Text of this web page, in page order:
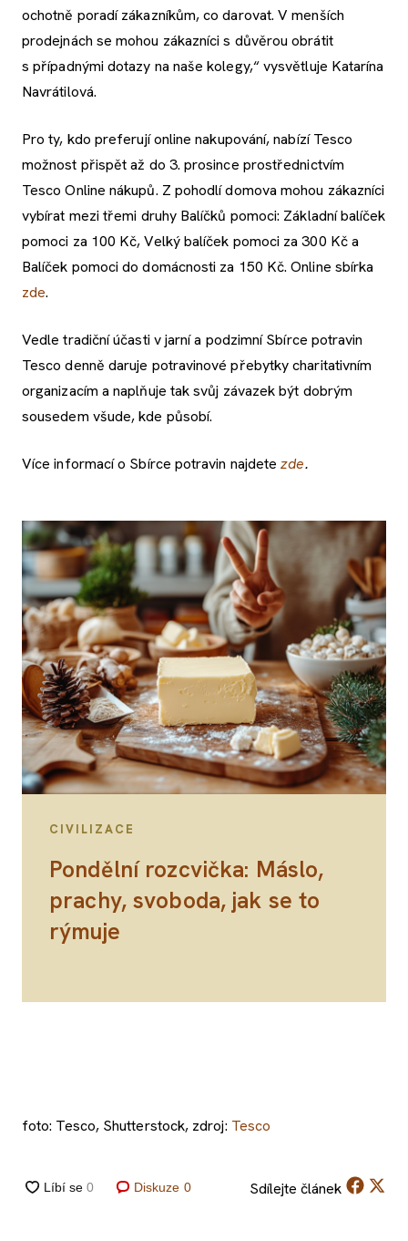
ochotně poradí zákazníkům, co darovat. V menších
prodejnách se mohou zákazníci s důvěrou obrátit
s případnými dotazy na naše kolegy,“ vysvětluje Katarína
Navrátilová.
Pro ty, kdo preferují online nakupování, nabízí Tesco
možnost přispět až do 3. prosince prostřednictvím
Tesco Online nákupů. Z pohodlí domova mohou zákazníci
vybírat mezi třemi druhy Balíčků pomoci: Základní balíček
pomoci za 100 Kč, Velký balíček pomoci za 300 Kč a
Balíček pomoci do domácnosti za 150 Kč. Online sbírka
zde.
Vedle tradiční účasti v jarní a podzimní Sbírce potravin
Tesco denně daruje potravinové přebytky charitativním
organizacím a naplňuje tak svůj závazek být dobrým
sousedem všude, kde působí.
Více informací o Sbírce potravin najdete zde.
CIVILIZACE
Pondělní rozcvička: Máslo,
prachy, svoboda, jak se to
rýmuje
foto: Tesco, Shutterstock, zdroj: Tesco
Diskuze 0 Sdílejte článek